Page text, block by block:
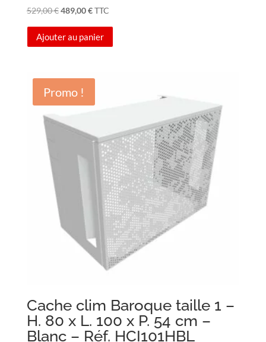
529,00€Le
initial
489,00€Le
actuel
TTC
Ajouter au panier
Promo !
Cache clim Baroque taille 1 –
H. 80 x L. 100 x P. 54 cm –
Blanc – Réf. HCI101HBL